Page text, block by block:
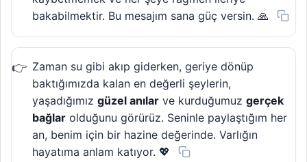
bakabilmektir. Bu mesajım sana güç versin. 🙏
Zaman su gibi akıp giderken, geriye dönüp
baktığımızda kalan en değerli şeylerin,
yaşadığımız güzel anılar ve kurduğumuz gerçek
bağlar olduğunu görürüz. Seninle paylaştığım her
an, benim için bir hazine değerinde. Varlığın
hayatıma anlam katıyor. 💖